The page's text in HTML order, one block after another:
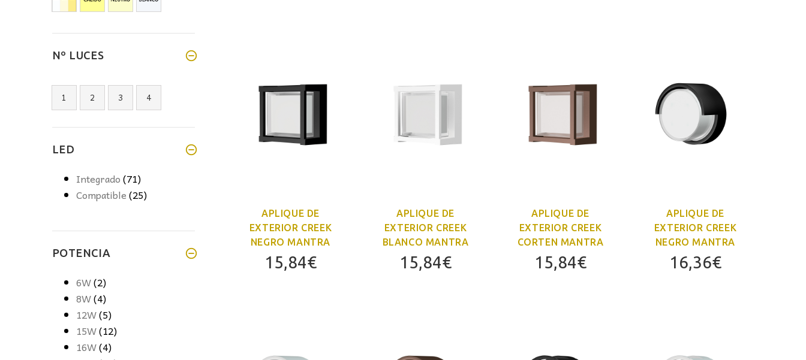
Nº LUCES
1 2 3 4
LED
Integrado(71)
Compatible(25)
POTENCIA
6W(2)
8W(4)
12W(5)
15W(12)
16W(4)
APLIQUE DE
EXTERIOR CREEK
NEGRO MANTRA
15,84€
APLIQUE DE
EXTERIOR CREEK
BLANCO MANTRA
15,84€
APLIQUE DE
EXTERIOR CREEK
CORTEN MANTRA
15,84€
APLIQUE DE
EXTERIOR CREEK
NEGRO MANTRA
16,36€